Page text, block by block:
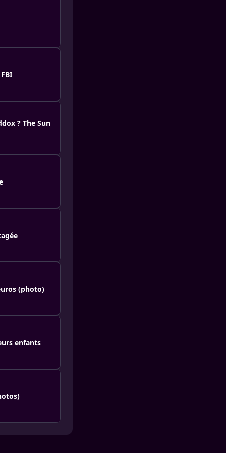
? The Sun
(photo)
enfants